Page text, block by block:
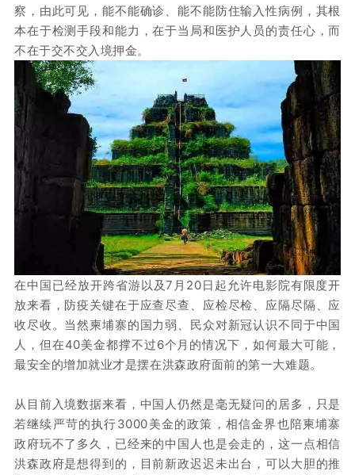
察，由此可见，能不能确诊、能不能防住输入性病例，其根
本在于检测手段和能力，在于当局和医护人员的责任心，而
不在于交不交入境押金。
在中国已经放开跨省游以及7月20日起允许电影院有限度开
放来看，防疫关键在于应查尽查、应检尽检、应隔尽隔、应
收尽收。当然柬埔寨的国力弱、民众对新冠认识不同于中国
人，但在40美金都撑不过6个月的情况下，如何最大可能，
最安全的增加就业才是摆在洪森政府面前的第一大难题。
从目前入境数据来看，中国人仍然是毫无疑问的居多，只是
若继续严苛的执行3000美金的政策，相信金界也陪柬埔寨
政府玩不了多久，已经来的中国人也是会走的，这一点相信
洪森政府是想得到的，目前新政迟迟未出台，可以大胆的推